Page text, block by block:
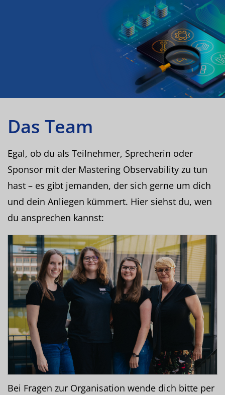
Das Team
Egal, ob du als Teilnehmer, Sprecherin oder
Sponsor mit der Mastering Observability zu tun
hast – es gibt jemanden, der sich gerne um dich
und dein Anliegen kümmert. Hier siehst du, wen
du ansprechen kannst:
Bei Fragen zur Organisation wende dich bitte per